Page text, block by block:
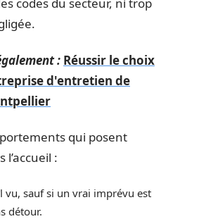
: Réussir le choix
d'entretien de
qui posent
l’accueil :
vu, sauf si un vrai imprévu est
détour.